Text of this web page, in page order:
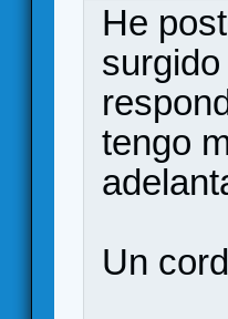
He
tengo
Un